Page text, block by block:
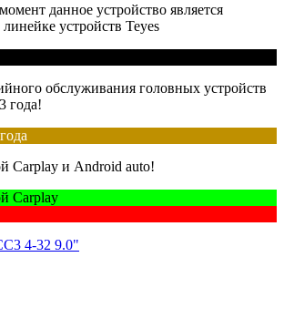
данное устройство является
устройств Teyes
обслуживания головных устройств
года!
Carplay и Android auto!
Carplay
4-32 9.0"